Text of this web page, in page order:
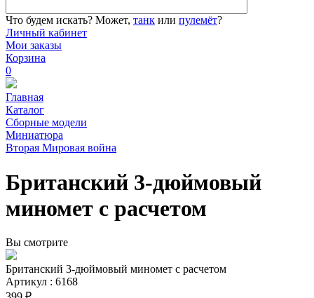
Что будем искать? Может, танк или пулемёт?
Личный кабинет
Мои заказы
Корзина
0
Главная
Каталог
Сборные модели
Миниатюра
Вторая Мировая война
Британский 3-дюймовый
миномет с расчетом
Вы смотрите
Британский 3-дюймовый миномет с расчетом
Артикул : 6168